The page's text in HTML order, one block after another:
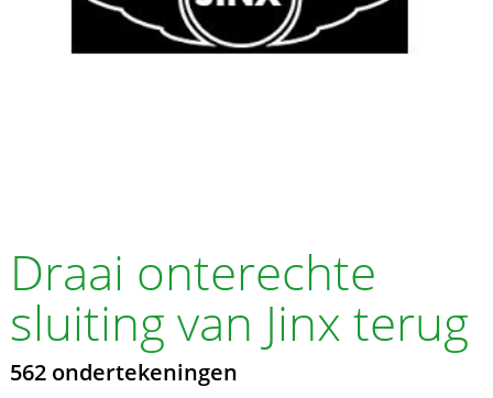
Draai onterechte
sluiting van Jinx terug
562 ondertekeningen